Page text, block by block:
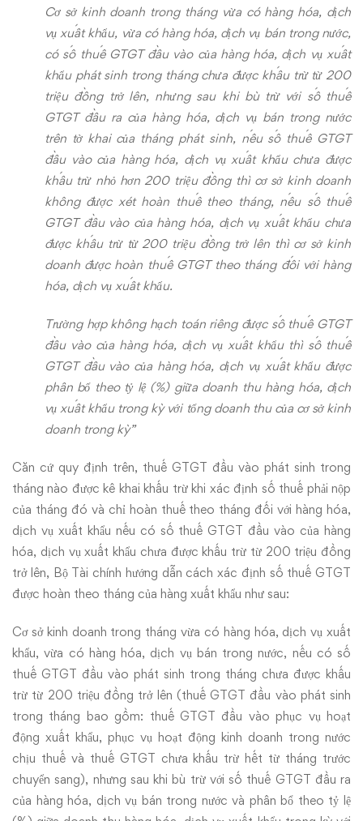
Cơ sở kinh doanh trong tháng vừa có hàng hóa, dịch
vụ xuất khẩu, vừa có hàng hóa, dịch vụ bán trong nước,
có số thuế GTGT đầu vào của hàng hóa, dịch vụ xuất
khẩu phát sinh trong tháng chưa được khấu trừ từ 200
triệu đồng trở lên, nhưng sau khi bù trừ với số thuế
GTGT đầu ra của hàng hóa, dịch vụ bán trong nước
trên tờ khai của tháng phát sinh, nếu số thuế GTGT
đầu vào của hàng hóa, dịch vụ xuất khẩu chưa được
khấu trừ nhỏ hơn 200 triệu đồng thì cơ sở kinh doanh
không được xét hoàn thuế theo tháng, nếu số thuế
GTGT đầu vào của hàng hóa, dịch vụ xuất khẩu chưa
được khấu trừ từ 200 triệu đồng trở lên thì cơ sở kinh
doanh được hoàn thuế GTGT theo tháng đối với hàng
hóa, dịch vụ xuất khẩu.
Trường hợp không hạch toán riêng được số thuế GTGT
đầu vào của hàng hóa, dịch vụ xuất khẩu thì số thuế
GTGT đầu vào của hàng hóa, dịch vụ xuất khẩu được
phân bổ theo tỷ lệ (%) giữa doanh thu hàng hóa, dịch
vụ xuất khẩu trong kỳ với tổng doanh thu của cơ sở kinh
doanh trong kỳ”
Căn cứ quy định trên, thuế GTGT đầu vào phát sinh trong
tháng nào được kê khai khấu trừ khi xác định số thuế phải nộp
của tháng đó và chỉ hoàn thuế theo tháng đối với hàng hóa,
dịch vụ xuất khẩu nếu có số thuế GTGT đầu vào của hàng
hóa, dịch vụ xuất khẩu chưa được khấu trừ từ 200 triệu đồng
trở lên, Bộ Tài chính hướng dẫn cách xác định số thuế GTGT
được hoàn theo tháng của hàng xuất khẩu như sau:
Cơ sở kinh doanh trong tháng vừa có hàng hóa, dịch vụ xuất
khẩu, vừa có hàng hóa, dịch vụ bán trong nước, nếu có số
thuế GTGT đầu vào phát sinh trong tháng chưa được khấu
trừ từ 200 triệu đồng trở lên (thuế GTGT đầu vào phát sinh
trong tháng bao gồm: thuế GTGT đầu vào phục vụ hoạt
động xuất khẩu, phục vụ hoạt động kinh doanh trong nước
chịu thuế và thuế GTGT chưa khấu trừ hết từ tháng trước
chuyển sang), nhưng sau khi bù trừ với số thuế GTGT đầu ra
của hàng hóa, dịch vụ bán trong nước và phân bổ theo tỷ lệ